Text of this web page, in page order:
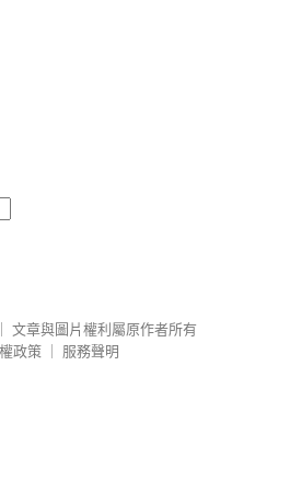
文章與圖片權利屬原作者所有
政策
服務聲明